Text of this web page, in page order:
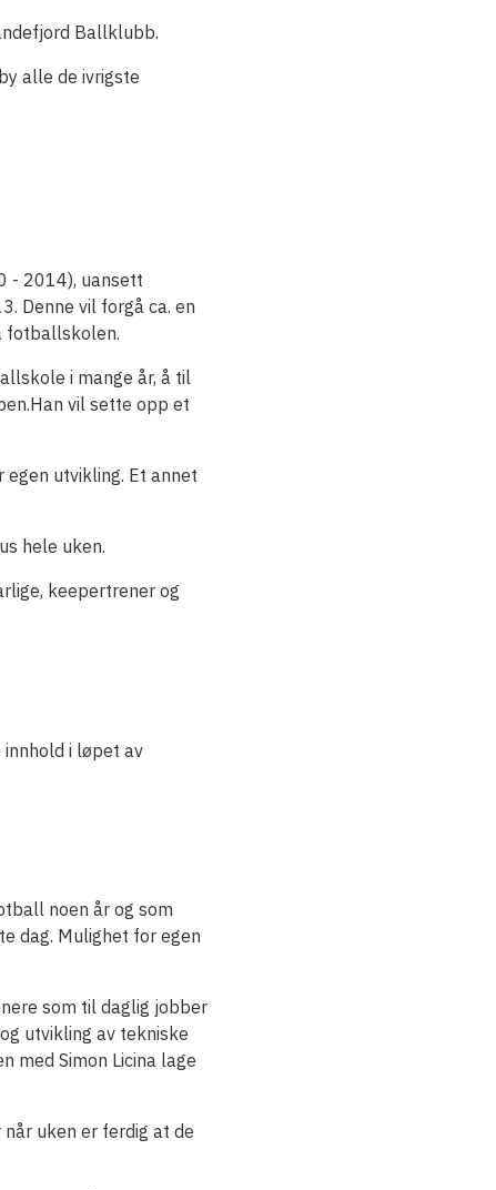
Ballklubb.
alle de ivrigste
- 2014), uansett
Denne vil forgå ca. en
fotballskolen.
i mange år, å til
vil sette opp et
utvikling. Et annet
hele uken.
keepertrener og
i løpet av
noen år og som
dag. Mulighet for egen
som til daglig jobber
utvikling av tekniske
med Simon Licina lage
uken er ferdig at de